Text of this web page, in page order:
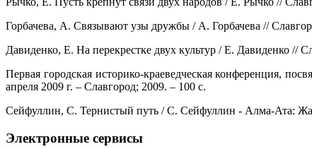
Горбачева, А. Связывают узы дружбы / А. Горбачева //
Давиденко, Е. На перекрестке двух культур / Е. Давиденко //
Первая городская историко-краеведческая конференция,
апреля 2009 г. – Славгород; 2009. – 100 с.
Сейфуллин, С. Тернистый путь / С. Сейфуллин - Алма-Ата:
Электронные сервисы